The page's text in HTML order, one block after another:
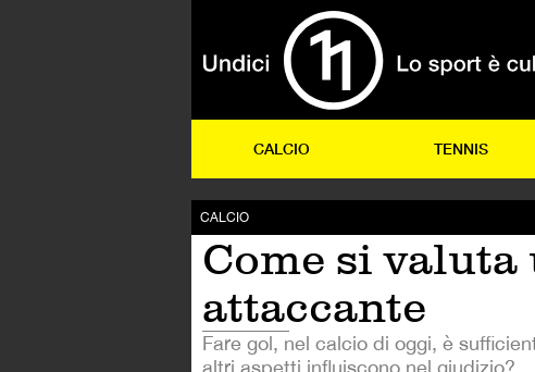
CALCIO TENNIS
CALCIO
Come si valuta
attaccante
Fare gol, nel calcio di oggi, è
altri aspetti influiscono nel giudizio?